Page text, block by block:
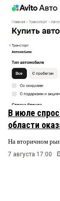
В июле
области
На вторичном
7 августа 17:00